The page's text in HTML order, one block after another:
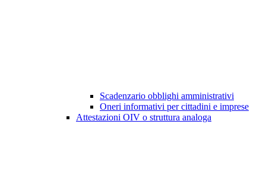
Scadenzario obblighi amministrativi
Oneri informativi per cittadini e imprese
Attestazioni OIV o struttura analoga